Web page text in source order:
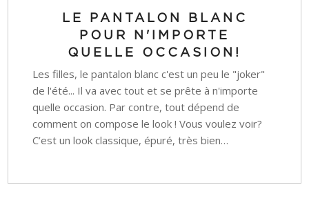
LE PANTALON BLANC
POUR N'IMPORTE
QUELLE OCCASION!
Les filles, le pantalon blanc c'est un peu le "joker"
de l'été... Il va avec tout et se prête à n'importe
quelle occasion. Par contre, tout dépend de
comment on compose le look ! Vous voulez voir?
C’est un look classique, épuré, très bien…